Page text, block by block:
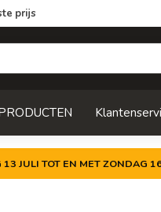
prijs
JULI TOT EN MET ZONDAG